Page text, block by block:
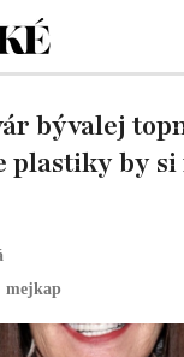
mejkap
bývalej
plastiky by si